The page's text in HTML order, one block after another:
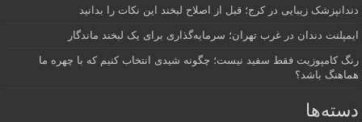
دندانپزشک زیبایی در کرج؛ قبل از اصلاح لبخند این نکات را بدانید
ایمپلنت دندان در غرب تهران؛ سرمایه‌گذاری برای یک لبخند ماندگار
رنگ کامپوزیت فقط سفید نیست؛ چگونه شیدی انتخاب کنیم که با چهره ما
هماهنگ باشد؟
دسته‌ها